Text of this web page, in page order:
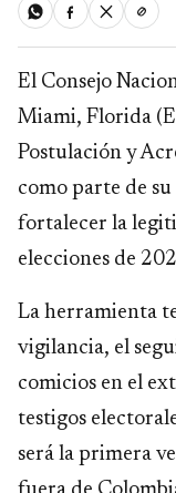
El Consejo
Miami, Florida
Postulación y
como parte de
fortalecer la
elecciones de
La herramienta
vigilancia, el
comicios en el
testigos
será la primera